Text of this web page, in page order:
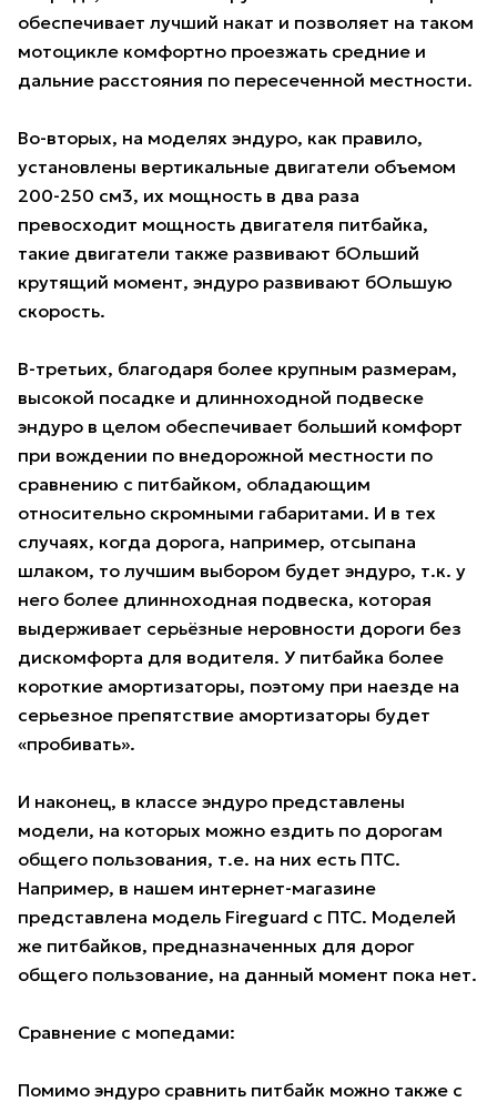
обеспечивает лучший накат и позволяет на таком
мотоцикле комфортно проезжать средние и
дальние расстояния по пересеченной местности.
Во-вторых, на моделях эндуро, как правило,
установлены вертикальные двигатели объемом
200-250 см3, их мощность в два раза
превосходит мощность двигателя питбайка,
такие двигатели также развивают бОльший
крутящий момент, эндуро развивают бОльшую
скорость.
В-третьих, благодаря более крупным размерам,
высокой посадке и длинноходной подвеске
эндуро в целом обеспечивает больший комфорт
при вождении по внедорожной местности по
сравнению с питбайком, обладающим
относительно скромными габаритами. И в тех
случаях, когда дорога, например, отсыпана
шлаком, то лучшим выбором будет эндуро, т.к. у
него более длинноходная подвеска, которая
выдерживает серьёзные неровности дороги без
дискомфорта для водителя. У питбайка более
короткие амортизаторы, поэтому при наезде на
серьезное препятствие амортизаторы будет
«пробивать».
И наконец, в классе эндуро представлены
модели, на которых можно ездить по дорогам
общего пользования, т.е. на них есть ПТС.
Например, в нашем интернет-магазине
представлена модель Fireguard с ПТС. Моделей
же питбайков, предназначенных для дорог
общего пользование, на данный момент пока нет.
Сравнение с мопедами:
Помимо эндуро сравнить питбайк можно также с